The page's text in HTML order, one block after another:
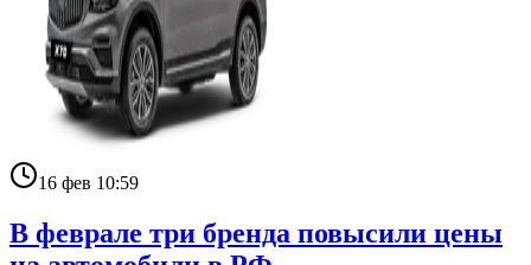
16 фев 10:59
В феврале три бренда повысили цены